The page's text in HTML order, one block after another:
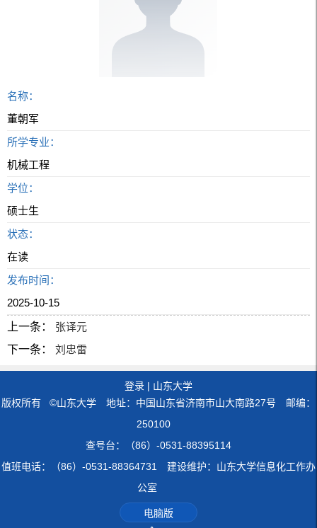
名称：
董朝军
所学专业：
机械工程
学位：
硕士生
状态：
在读
发布时间：
2025-10-15
上一条：
张译元
下一条：
刘忠雷
登录 | 山东大学
版权所有 ©山东大学 地址：中国山东省济南市山大南路27号 邮编：
250100
查号台：（86）-0531-88395114
值班电话：（86）-0531-88364731 建设维护：山东大学信息化工作办
公室
电脑版